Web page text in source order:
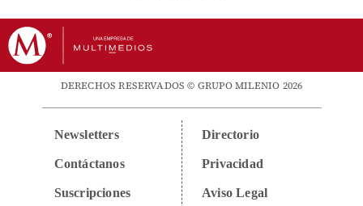
DERECHOS RESERVADOS © GRUPO MILENIO 2026
Newsletters
Contáctanos
Suscripciones
Directorio
Privacidad
Aviso Legal